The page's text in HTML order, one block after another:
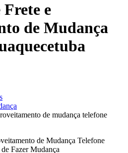
e
de Mudança
de mudança telefone